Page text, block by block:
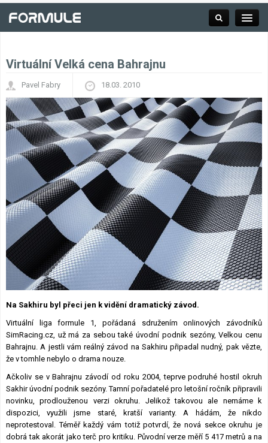
Závodní série
Kalendář F1
Výsledky F1
Týmy a jezdci F1
Okruhy F1
Lexikon F1
Virtuální Velká cena Bahrajnu
Pavel Fabry 18.03. 2010
Na Sakhiru byl přeci jen k vidění dramatický závod.
Virtuální liga formule 1, pořádaná sdružením onlinových závodníků
SimRacing.cz, už má za sebou také úvodní podnik sezóny, Velkou cenu
Bahrajnu. A jestli vám reálný závod na Sakhiru připadal nudný, pak vězte,
že v tomhle nebylo o drama nouze.
Ačkoliv se v Bahrajnu závodí od roku 2004, teprve podruhé hostil okruh
Sakhir úvodní podnik sezóny. Tamní pořadatelé pro letošní ročník připravili
novinku, prodlouženou verzi okruhu. Jelikož takovou ale nemáme k
dispozici, využili jsme staré, kratší varianty. A hádám, že nikdo
neprotestoval. Téměř každý vám totiž potvrdí, že nová sekce okruhu je
dobrá tak akorát jako terč pro kritiku. Původní verze měří 5 417 metrů a na